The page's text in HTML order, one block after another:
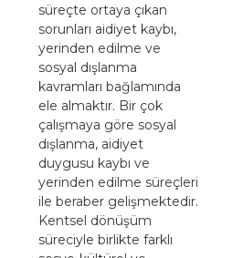
süreçte ortaya çıkan
sorunları aidiyet kaybı,
yerinden edilme ve
sosyal dışlanma
kavramları bağlamında
ele almaktır. Bir çok
çalışmaya göre sosyal
dışlanma, aidiyet
duygusu kaybı ve
yerinden edilme süreçleri
ile beraber gelişmektedir.
Kentsel dönüşüm
süreciyle birlikte farklı